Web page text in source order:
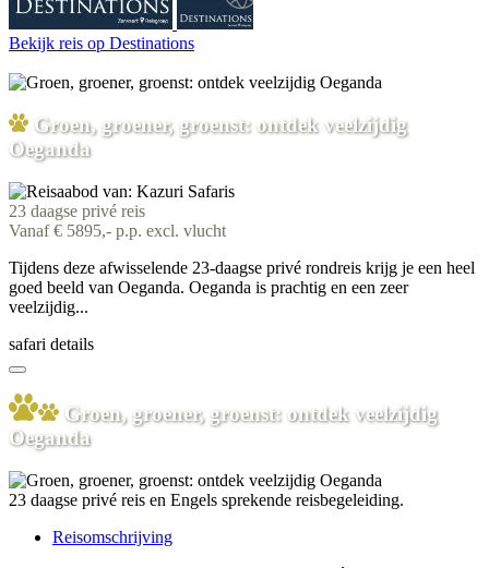
Bekijk reis op Destinations
Groen, groener, groenst: ontdek veelzijdig
Oeganda
23 daagse privé reis
Vanaf € 5895,- p.p. excl. vlucht
Tijdens deze afwisselende 23-daagse privé rondreis krijg je een heel
goed beeld van Oeganda. Oeganda is prachtig en een zeer
veelzijdig...
safari details
Groen, groener, groenst: ontdek veelzijdig
Oeganda
23 daagse privé reis en Engels sprekende reisbegeleiding.
Reisomschrijving